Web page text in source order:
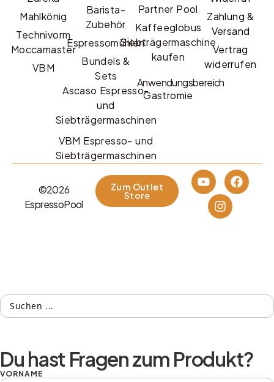
Mahlkönig
Technivorm
Moccamaster
VBM
Barista-
Zubehör
Espressomühlen
Bundels &
Sets
Ascaso Espresso-
und
Siebträgermaschinen
VBM Espresso- und
Siebträgermaschinen
Partner Pool
Kaffeeglobus
Siebträgermaschine
kaufen
Anwendungsbereich
Gastromie
Zahlung &
Versand
Vertrag
widerrufen
©2026
EspressoPool
Zum Outlet
Store
Du hast Fragen zum Produkt?
VORNAME